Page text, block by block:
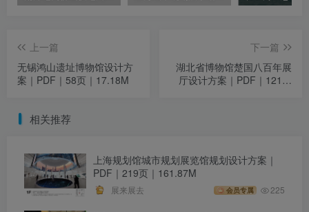
上一篇
无锡鸿山遗址博物馆设计方
案｜PDF｜58页｜17.18M
下一篇
湖北省博物馆楚国八百年展
厅设计方案｜PDF｜121页
相关推荐
上海规划馆城市规划展览馆规划设计方案｜
PDF｜219页｜161.87M
展来展去 会员专属 225